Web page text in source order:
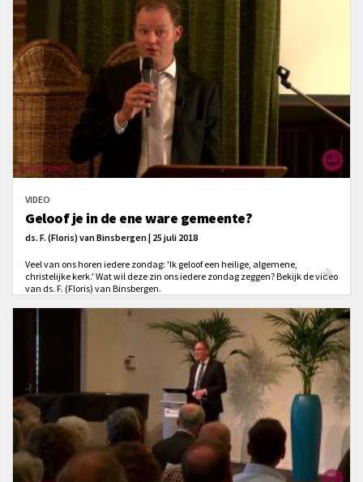
VIDEO
Geloof je in de ene ware gemeente?
ds. F. (Floris) van Binsbergen | 25 juli 2018
Veel van ons horen iedere zondag: 'Ik geloof een heilige, algemene,
christelijke kerk.' Wat wil deze zin ons iedere zondag zeggen? Bekijk de video
van ds. F. (Floris) van Binsbergen.